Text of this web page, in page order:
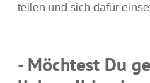
teilen und sich dafür
- Möchtest Du